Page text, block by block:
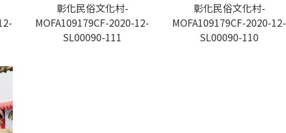
彰化民俗文化村-
MOFA109179CF-2020-12-
SL00090-111
彰化民俗文化村-
MOFA109179CF-2020-12-
SL00090-110